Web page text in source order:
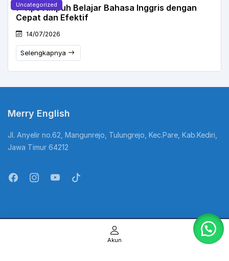
Uncategorized
7 Tips Ampuh Belajar Bahasa Inggris dengan
Cepat dan Efektif
14/07/2026
Selengkapnya
Merry English
Jl. Anyelir no.62, Mangunrejo, Tulungrejo, Kec.Pare, Kab.Kediri,
Jawa Timur 64212
@Copyright Kampung Inggris. All Rights Reserved
Akun